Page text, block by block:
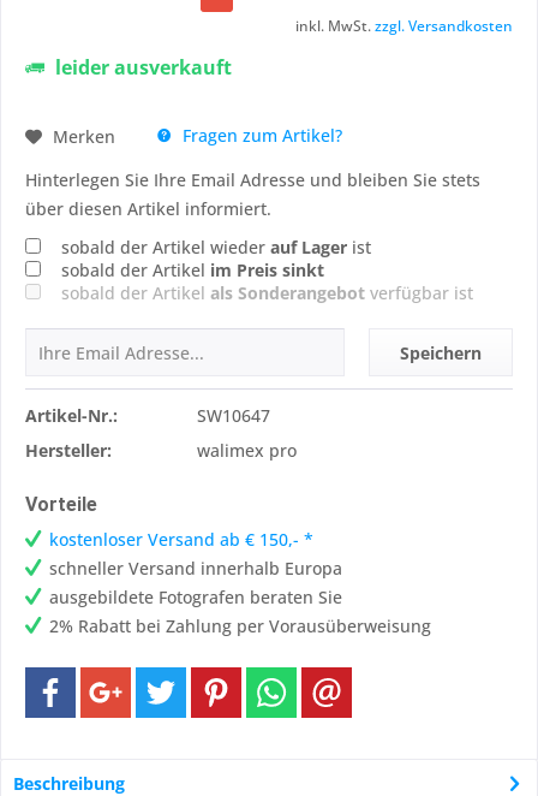
inkl. MwSt.zzgl. Versandkosten
leider ausverkauft
Merken
Fragen zum Artikel?
Hinterlegen Sie Ihre Email Adresse und bleiben Sie stets
über diesen Artikel informiert.
sobald der Artikel wieder auf Lager ist
sobald der Artikel im Preis sinkt
sobald der Artikel als Sonderangebot verfügbar ist
Speichern
Artikel-Nr.:
SW10647
Hersteller:
walimex pro
Vorteile
kostenloser Versand ab € 150,- *
schneller Versand innerhalb Europa
ausgebildete Fotografen beraten Sie
2% Rabatt bei Zahlung per Vorausüberweisung
Beschreibung